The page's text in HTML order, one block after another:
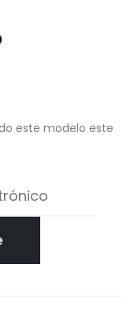
este modelo este